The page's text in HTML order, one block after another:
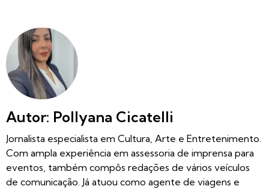
Autor: Pollyana Cicatelli
Jornalista especialista em Cultura, Arte e Entretenimento.
Com ampla experiência em assessoria de imprensa para
eventos, também compôs redações de vários veículos
de comunicação. Já atuou como agente de viagens e